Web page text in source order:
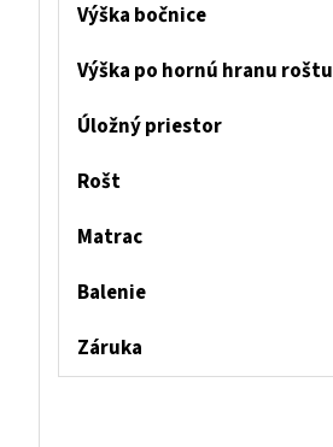
Výška bočnice
Výška po hornú hranu roštu
Úložný priestor
Rošt
Matrac
Balenie
Záruka